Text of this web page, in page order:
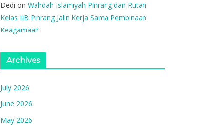
Dedi on Wahdah Islamiyah Pinrang dan Rutan
Kelas IIB Pinrang Jalin Kerja Sama Pembinaan
Keagamaan
Archives
July 2026
June 2026
May 2026